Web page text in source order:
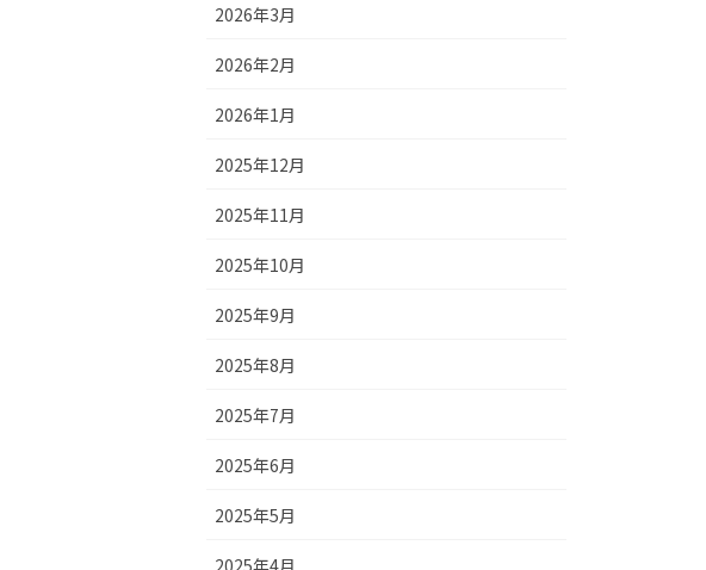
2026年3月
2026年2月
2026年1月
2025年12月
2025年11月
2025年10月
2025年9月
2025年8月
2025年7月
2025年6月
2025年5月
2025年4月